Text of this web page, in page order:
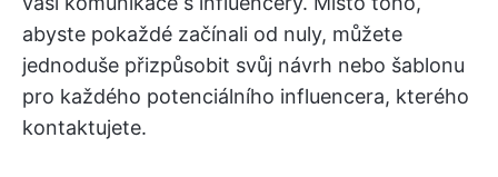
abyste pokaždé začínali od nuly, můžete
jednoduše přizpůsobit svůj návrh nebo šablonu
pro každého potenciálního influencera, kterého
kontaktujete.